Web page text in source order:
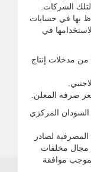
لتلك الشركات.
بها في حسابات
في
من مدخلات إنتاج
صرفه المعلن.
لبنك السودان المركزي
لصادر
مجال مخلفات
موافقة